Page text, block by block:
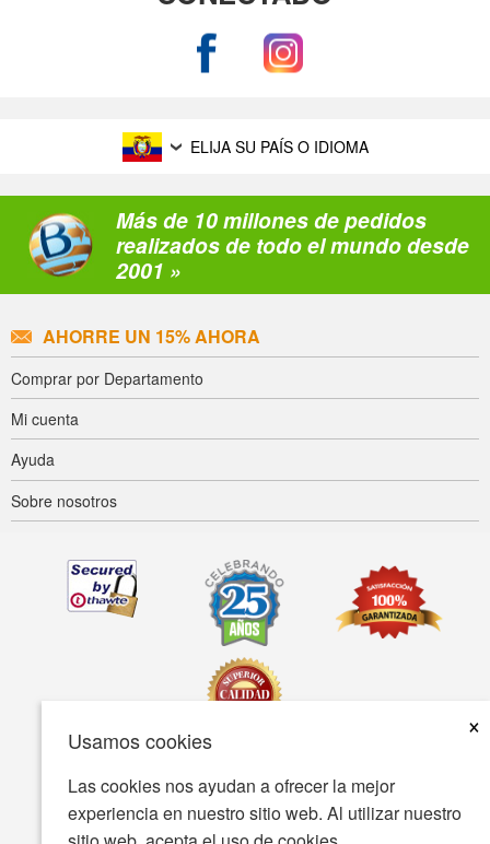
Usamos cookies
×
Las cookies nos ayudan a ofrecer la mejor
experiencia en nuestro sitio web. Al utilizar nuestro
ELIJA SU PAÍS O IDIOMA
Más de 10 millones de pedidos
realizados de todo el mundo desde
2001 »
AHORRE UN 15% AHORA
Comprar por Departamento
Mi cuenta
Ayuda
Sobre nosotros
Accesibilidad Condiciones de uso Política de privacidad